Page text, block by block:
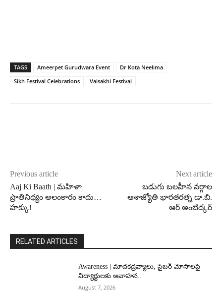
TAGS Ameerpet Gurudwara Event
Dr Kota Neelima
Sikh Festival Celebrations
Vaisakhi Festival
Previous article
Aaj Ki Baath | మహిళా
ప్రాతినిధ్యం అలంకారం కాదు…
హక్కు!
Next article
బడుగు బలహీన వర్గాల
ఆశాజ్యోతి భారతరత్న డా.బి.
ఆర్ అంబేద్కర్
RELATED ARTICLES
Awareness | మాదకద్రవ్యాలు, సైబర్ మోసాలపై
విద్యార్థులకు అవాహన..
August 7, 2026